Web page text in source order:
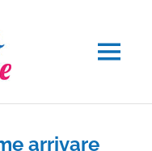
MENU
arrivare